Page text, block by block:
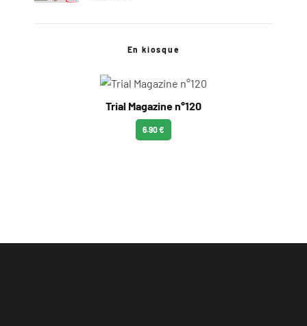
En kiosque
Trial Magazine n°120
6.90 €